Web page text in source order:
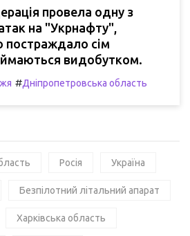
провела одну з
на "Укрнафту",
постраждало сім
видобутком.
#Дніпропетровська область
Росія Україна
Безпілотний літальний апарат
Харківська область